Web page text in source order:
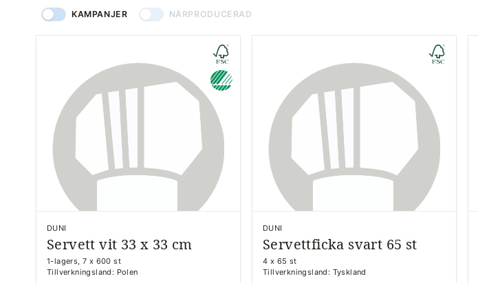
KAMPANJER NÄRPRODUCERAD
DUNI
Servett vit 33 x 33 cm
1-lagers, 7 x 600 st
Tillverkningsland: Polen
DUNI
Servettficka svart 65 st
4 x 65 st
Tillverkningsland: Tyskland